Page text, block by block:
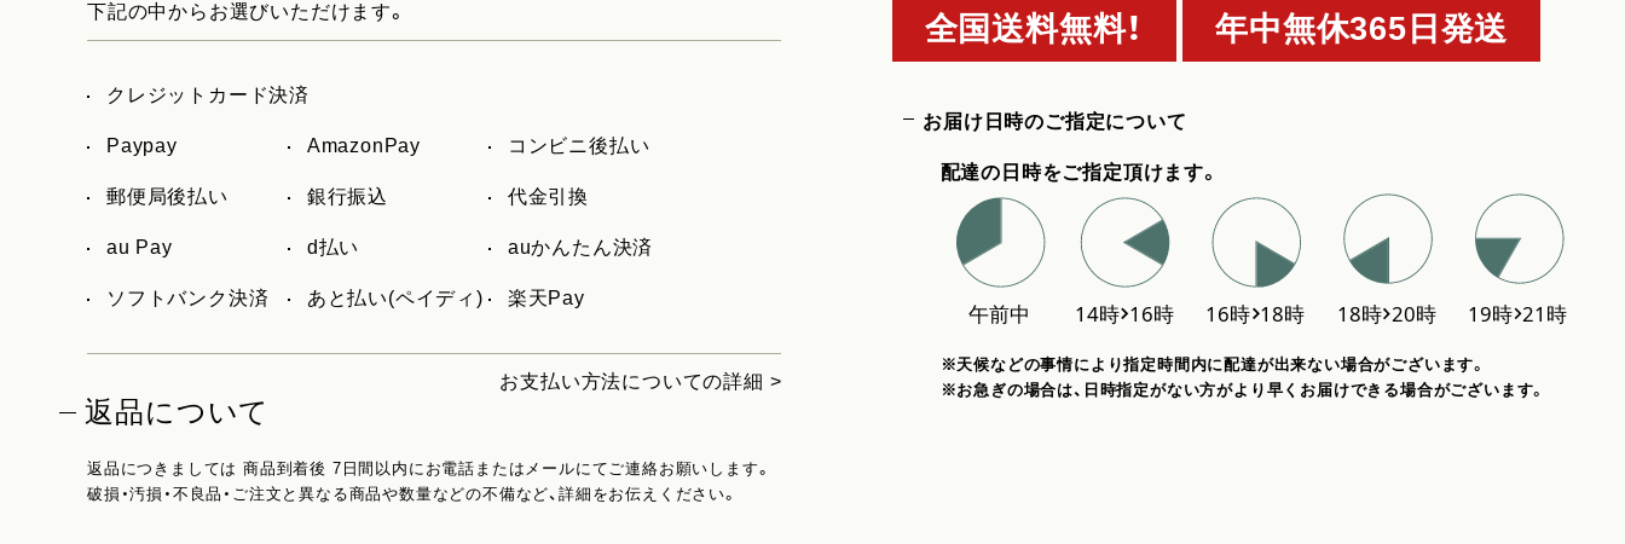
下記の中からお選びいただけます。
クレジットカード決済
Paypay AmazonPay コンビニ後払い
郵便局後払い 銀行振込 代金引換
au Pay d払い auかんたん決済
ソフトバンク決済 あと払い(ペイディ) 楽天Pay
お支払い方法についての詳細 >
返品について
返品につきましては 商品到着後 7日間以内にお電話またはメールにてご連絡お願いします。
破損・汚損・不良品・ご注文と異なる商品や数量などの不備など、詳細をお伝えください。
全国送料無料！ 年中無休365日発送
お届け日時のご指定について
配達の日時をご指定頂けます。
※天候などの事情により指定時間内に配達が出来ない場合がございます。
※お急ぎの場合は、日時指定がない方がより早くお届けできる場合がございます。